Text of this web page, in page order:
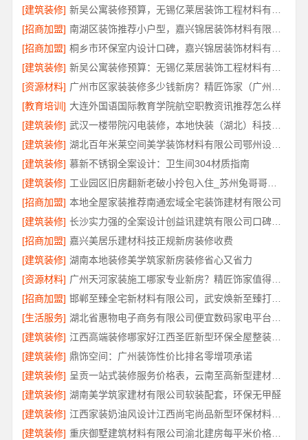
[建筑装修]
[招商加盟]
[招商加盟]
[建筑装修]
[资源材料]
[教育培训] 大连外国语国际教育学院航空职教资讯推荐怎么样
[建筑装修]
[建筑装修]
湖北百年米莱空间美学装饰材料有限公司鄂州设计装修实景案例
[建筑装修] 慕新不锈钢全案设计：卫生间304材质指南
[建筑装修]
工业园区旧房翻新老破小拎包入住_苏州兔哥哥智装
[招商加盟] 本地全屋家装推荐南通宏域全宅装饰建材有限公司
[建筑装修]
长沙实力强的全案设计创益讯建筑有限公司口碑保障
[招商加盟] 嘉兴美居乐建材科技正规新房装修收费
[建筑装修] 湖南本地装修美学筑家新房装修省心又省力
[资源材料]
广州天河家装施工哪家专业新房？精匠饰家值得推荐
[招商加盟]
邯郸至臻全宅新材料有限公司，武安焕新至臻打造零醛理想居所
[生活服务]
[建筑装修]
江西高端装修哪家好江西圣匠新型环保全屋整装服务
[建筑装修] 鼎饰空间：广州装饰性价比排名零增项承诺
[建筑装修]
呈贡一站式装修服务价格表，云南至高新型建材有限公司闭口合同
[建筑装修] 湖南美学筑家建材有限公司软装配套，环保无甲醛
[建筑装修]
江西家装奶油风设计江西尚宅尚品新型环保材料有限公司
[建筑装修]
重庆御墅建筑材料有限公司渝北建房每平米价格环保材料